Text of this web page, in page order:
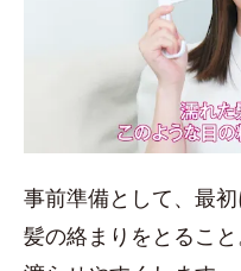
事前準備として、最
髪の絡まりをとるこ